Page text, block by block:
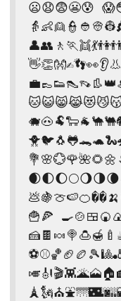
😦😧😨😬😰
🍟🍕